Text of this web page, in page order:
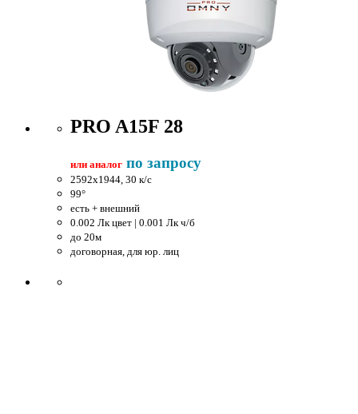
PRO A15F 28
или аналог по запросу
2592x1944, 30 к/c
99°
есть + внешний
0.002 Лк цвет | 0.001 Лк ч/б
до 20м
договорная, для юр. лиц